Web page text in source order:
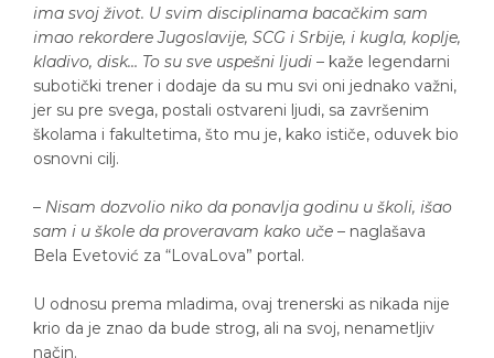
ima svoj život. U svim disciplinama bacačkim sam
imao rekordere Jugoslavije, SCG i Srbije, i kugla, koplje,
kladivo, disk… To su sve uspešni ljudi – kaže legendarni
subotički trener i dodaje da su mu svi oni jednako važni,
jer su pre svega, postali ostvareni ljudi, sa završenim
školama i fakultetima, što mu je, kako ističe, oduvek bio
osnovni cilj.
– Nisam dozvolio niko da ponavlja godinu u školi, išao
sam i u škole da proveravam kako uče – naglašava
Bela Evetović za “LovaLova” portal.
U odnosu prema mladima, ovaj trenerski as nikada nije
krio da je znao da bude strog, ali na svoj, nenametljiv
način.